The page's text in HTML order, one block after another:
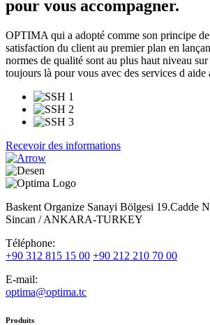
pour vous accompagner.
OPTIMA qui a adopté comme son principe
satisfaction du client au premier plan en
normes de qualité sont au plus haut niveau sur
toujours là pour vous avec des services d aide
Recevoir des informations
Baskent Organize Sanayi Bölgesi 19.Cadde
Sincan / ANKARA-TURKEY
Téléphone:
+90 312 815 15 00 +90 212 210 70 00
E-mail:
optima@optima.tc
Produits